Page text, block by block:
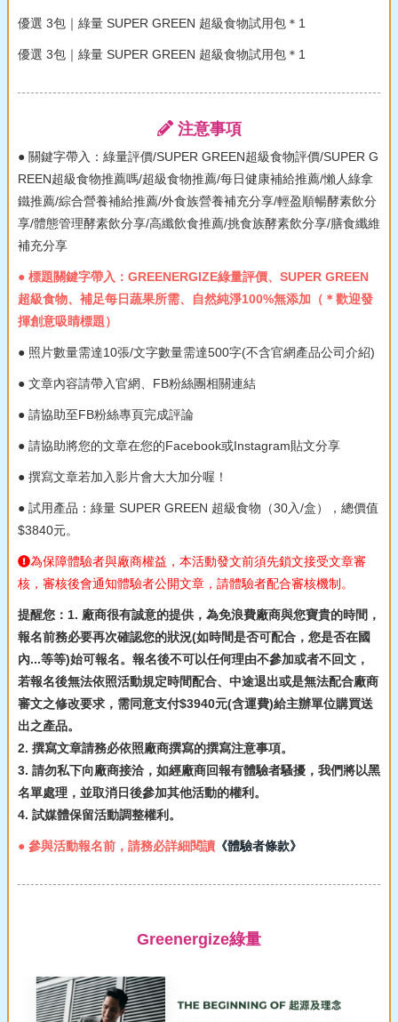
優選 3包｜綠量 SUPER GREEN 超級食物試用包＊1
優選 3包｜綠量 SUPER GREEN 超級食物試用包＊1
注意事項
● 關鍵字帶入：綠量評價/SUPER GREEN超級食物評價/SUPER G
REEN超級食物推薦嗎/超級食物推薦/每日健康補給推薦/懶人綠拿
鐵推薦/綜合營養補給推薦/外食族營養補充分享/輕盈順暢酵素飲分
享/體態管理酵素飲分享/高纖飲食推薦/挑食族酵素飲分享/膳食纖維
補充分享
● 標題關鍵字帶入：GREENERGIZE綠量評價、SUPER GREEN
超級食物、補足每日蔬果所需、自然純淨100%無添加（＊歡迎發
揮創意吸睛標題）
● 照片數量需達10張/文字數量需達500字(不含官網產品公司介紹)
● 文章內容請帶入官網、FB粉絲團相關連結
● 請協助至FB粉絲專頁完成評論
● 請協助將您的文章在您的Facebook或Instagram貼文分享
● 撰寫文章若加入影片會大大加分喔！
● 試用產品：綠量 SUPER GREEN 超級食物（30入/盒），總價值
$3840元。
為保障體驗者與廠商權益，本活動發文前須先鎖文接受文章審
核，審核後會通知體驗者公開文章，請體驗者配合審核機制。
提醒您：1. 廠商很有誠意的提供，為免浪費廠商與您寶貴的時間，
報名前務必要再次確認您的狀況(如時間是否可配合，您是否在國
內...等等)始可報名。報名後不可以任何理由不參加或者不回文，
若報名後無法依照活動規定時間配合、中途退出或是無法配合廠商
審文之修改要求，需同意支付$3940元(含運費)給主辦單位購買送
出之產品。
2. 撰寫文章請務必依照廠商撰寫的撰寫注意事項。
3. 請勿私下向廠商接洽，如經廠商回報有體驗者騷擾，我們將以黑
名單處理，並取消日後參加其他活動的權利。
4. 試媒體保留活動調整權利。
● 參與活動報名前，請務必詳細閱讀 《體驗者條款》
Greenergize綠量